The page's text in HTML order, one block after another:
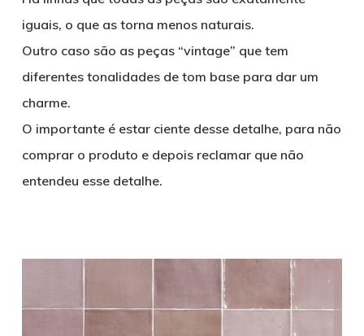
iguais, o que as torna menos naturais.
Outro caso são as peças “vintage” que tem
diferentes tonalidades de tom base para dar um
charme.
O importante é estar ciente desse detalhe, para não
comprar o produto e depois reclamar que não
entendeu esse detalhe.